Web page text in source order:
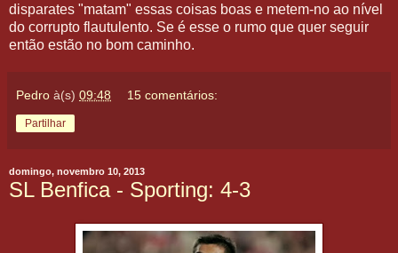
disparates "matam" essas coisas boas e metem-no ao nível
do corrupto flautulento. Se é esse o rumo que quer seguir
então estão no bom caminho.
Pedro à(s) 09:48 15 comentários:
Partilhar
domingo, novembro 10, 2013
SL Benfica - Sporting: 4-3